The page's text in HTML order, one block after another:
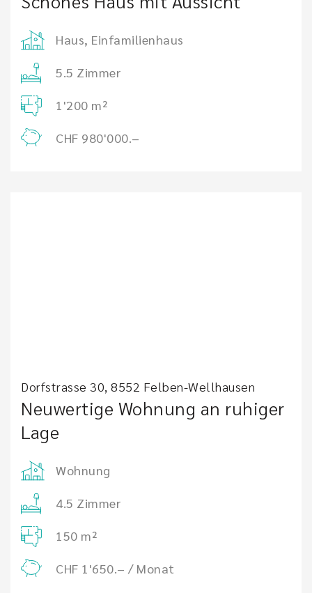
Haus, Einfamilienhaus
5.5 Zimmer
1'200 m²
CHF 980'000.–
Dorfstrasse 30, 8552 Felben-Wellhausen
Neuwertige Wohnung an ruhiger
Lage
Wohnung
4.5 Zimmer
150 m²
CHF 1'650.– / Monat